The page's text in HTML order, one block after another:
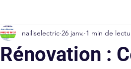
Rénovation :
nailiselectric 26 janv. 1 min de